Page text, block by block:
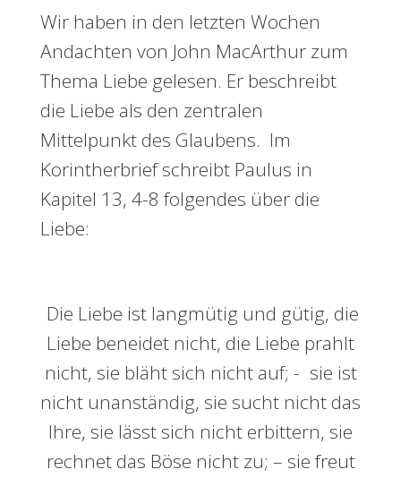
Wir haben in den letzten Wochen
Andachten von John MacArthur zum
Thema Liebe gelesen. Er beschreibt
die Liebe als den zentralen
Mittelpunkt des Glaubens. Im
Korintherbrief schreibt Paulus in
Kapitel 13, 4-8 folgendes über die
Liebe:
Die Liebe ist langmütig und gütig, die
Liebe beneidet nicht, die Liebe prahlt
nicht, sie bläht sich nicht auf; - sie ist
nicht unanständig, sie sucht nicht das
Ihre, sie lässt sich nicht erbittern, sie
rechnet das Böse nicht zu; – sie freut